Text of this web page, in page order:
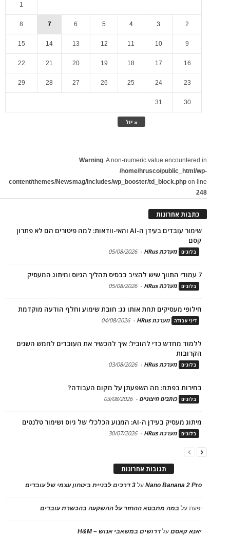
« יול
1
2
3
4
5
6
7
8
9
10
11
12
13
14
15
16
17
18
19
20
21
22
23
24
25
26
27
28
29
30
31
Warning: A non-numeric value encountered in
/home/hrusco/public_html/wp-
content/themes/Newsmag/includes/wp_booster/td_block.php on line
248
כתבות אחרונות
שימור עובדים בעידן ה-AI והאי-וודאות: למה פיטורים הם לא פתרון
קסם
בלוגים מערכת HRus -
05/08/2026
7 עמודי התווך שיש להציב בבסיס תהליך הגיוס ומיתוג המעסיק
בלוגים מערכת HRus -
05/08/2026
חילופי מעסיקים תחת אותו גג: חובת שימוע וחלף הודעה מוקדמת
דיני עבודה מערכת HRus -
04/08/2026
ללמוד מחדש כדי להוביל: איך להכשיר את העובדים לחמש השנים
הקרובות
בלוגים מערכת HRus -
03/08/2026
בחירות בפתח: מה השפעתן על מקום העבודה?
בלוגים כותבים חיצוניים -
03/08/2026
מיתוג מעסיק בעידן ה-AI: המנוע הכלכלי של גיוס ושימור טלנטים
בלוגים מערכת HRus -
30/07/2026
תגובות אחרונות
Nano Banana 2 Proעל 3 דרכים לבניית ביטחון עצמי של עובדים
יפעתעל במה מתבטא ההחזר על ההשקעה בהכשרת עובדים
יאנא קאסםעלדרושים במשאבי אנוש – H&M